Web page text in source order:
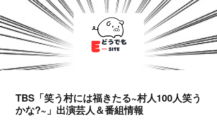
TBS「笑う村には福きたる~村人100人笑う
かな?~」出演芸人＆番組情報